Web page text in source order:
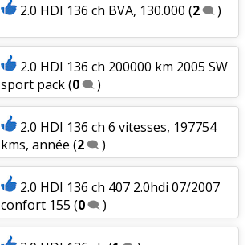
2.0 HDI 136 ch BVA, 130.000 (2 )
2.0 HDI 136 ch 200000 km 2005 SW
sport pack(0 )
2.0 HDI 136 ch 6 vitesses, 197754
kms, année (2 )
2.0 HDI 136 ch 407 2.0hdi 07/2007
confort 155 (0 )